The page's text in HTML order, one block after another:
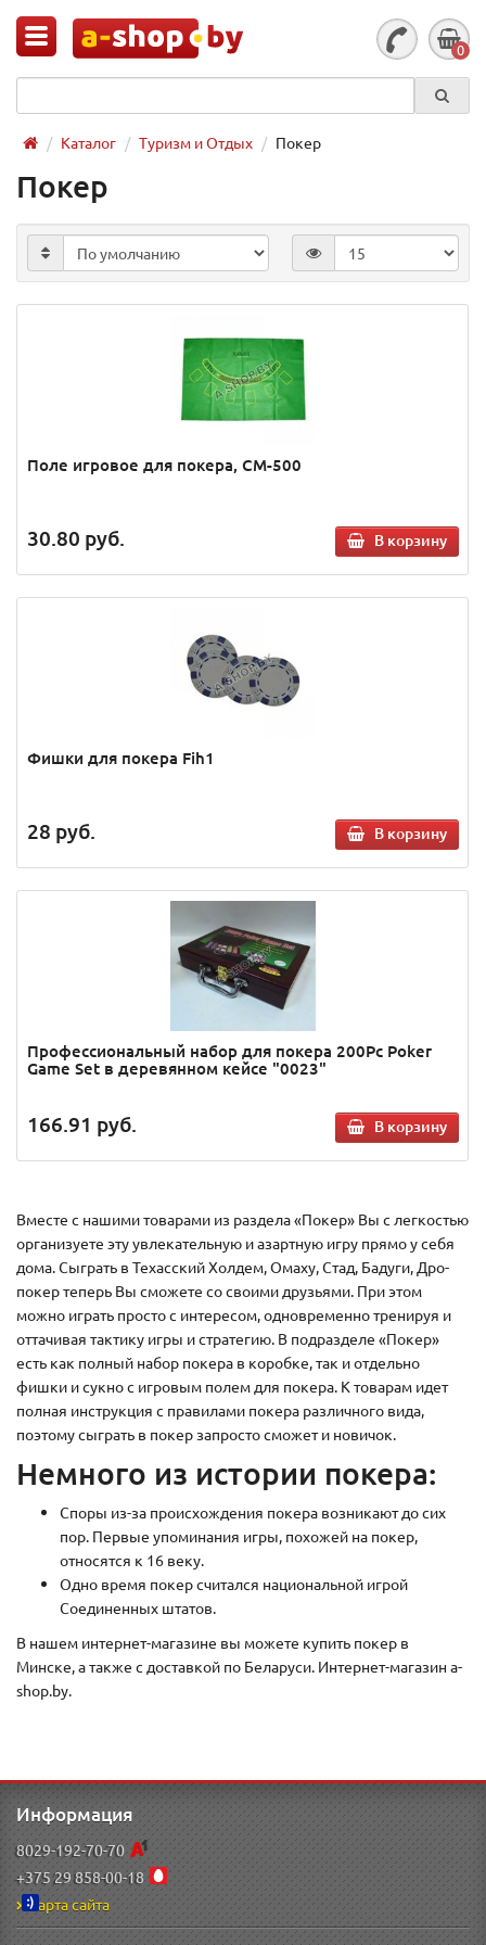
0
Каталог Туризм и Отдых Покер
Покер
Поле игровое для покера, CM-500
30.80 руб. В корзину
Фишки для покера Fih1
28 руб. В корзину
Профессиональный набор для покера 200Pc Poker
Game Set в деревянном кейсе "0023"
166.91 руб. В корзину
Вместе с нашими товарами из раздела «Покер» Вы с легкостью
организуете эту увлекательную и азартную игру прямо у себя
дома. Сыграть в Техасский Холдем, Омаху, Стад, Бадуги, Дро-
покер теперь Вы сможете со своими друзьями. При этом
можно играть просто с интересом, одновременно тренируя и
оттачивая тактику игры и стратегию. В подразделе «Покер»
есть как полный набор покера в коробке, так и отдельно
фишки и сукно с игровым полем для покера. К товарам идет
полная инструкция с правилами покера различного вида,
поэтому сыграть в покер запросто сможет и новичок.
Немного из истории покера:
Споры из-за происхождения покера возникают до сих
пор. Первые упоминания игры, похожей на покер,
относятся к 16 веку.
Одно время покер считался национальной игрой
Соединенных штатов.
В нашем интернет-магазине вы можете купить покер в
Минске, а также с доставкой по Беларуси. Интернет-магазин a-
shop.by.
Информация
8029-192-70-70
+375 29 858-00-18
Карта сайта